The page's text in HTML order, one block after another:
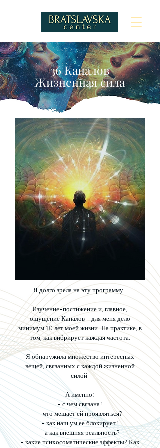
36 Каналов
Жизненная сила
Я долго зрела на эту программу.
Изучение-постижение и, главное,
ощущение Каналов - для меня дело
минимум 10 лет моей жизни. На практике, в
том, как вибрирует каждая частота.
Я обнаружила множество интересных
вещей, связанных с каждой жизненной
силой.
А именно:
- с чем связана?
- что мешает ей проявляться?
- как наш ум ее блокирует?
- а как внешняя реальность?
- какие психосоматические эффекты? Как